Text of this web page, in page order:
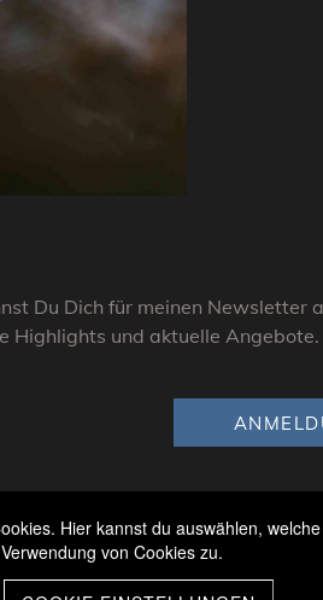
Du Dich für meinen Newsletter
Highlights und aktuelle Angebote.
Hier kannst du auswählen,
von Cookies zu.